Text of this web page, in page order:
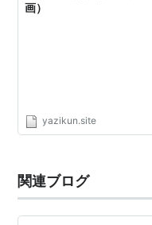
画）
yazikun.site
関連ブログ